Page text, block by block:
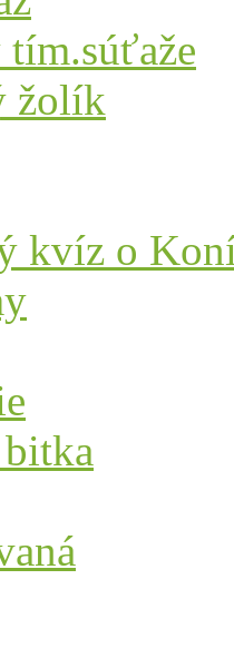
žolík
kvíz o